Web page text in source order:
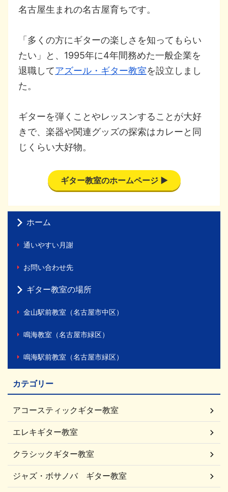
名古屋生まれの名古屋育ちです。
「多くの方にギターの楽しさを知ってもらい
たい」と、1995年に4年間務めた一般企業を
退職してアズール・ギター教室を設立しまし
た。
ギターを弾くことやレッスンすることが大好
きで、楽器や関連グッズの探索はカレーと同
じくらい大好物。
ギター教室のホームページ ▶
ホーム
通いやすい月謝
お問い合わせ先
ギター教室の場所
金山駅前教室（名古屋市中区）
鳴海教室（名古屋市緑区）
鳴海駅前教室（名古屋市緑区）
カテゴリー
アコースティックギター教室
エレキギター教室
クラシックギター教室
ジャズ・ボサノバ ギター教室